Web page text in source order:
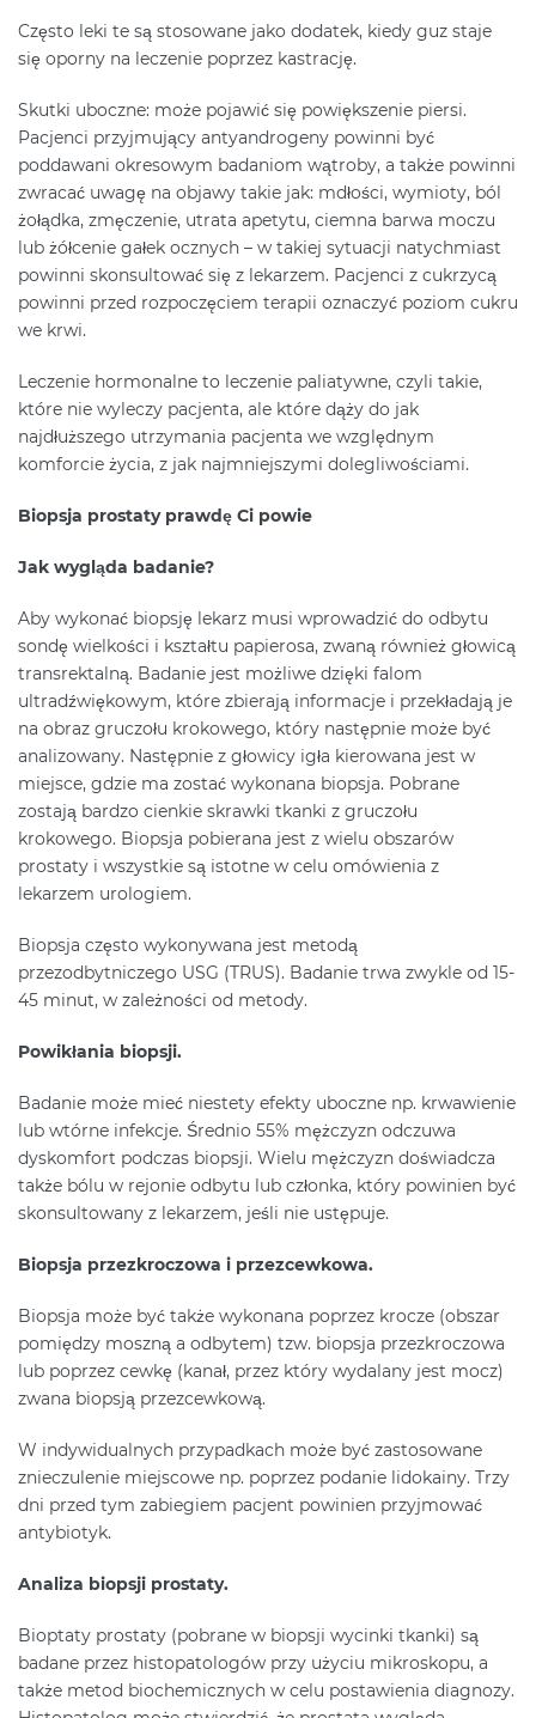
Często leki te są stosowane jako dodatek, kiedy guz staje
się oporny na leczenie poprzez kastrację.
Skutki uboczne: może pojawić się powiększenie piersi.
Pacjenci przyjmujący antyandrogeny powinni być
poddawani okresowym badaniom wątroby, a także powinni
zwracać uwagę na objawy takie jak: mdłości, wymioty, ból
żołądka, zmęczenie, utrata apetytu, ciemna barwa moczu
lub żółcenie gałek ocznych – w takiej sytuacji natychmiast
powinni skonsultować się z lekarzem. Pacjenci z cukrzycą
powinni przed rozpoczęciem terapii oznaczyć poziom cukru
we krwi.
Leczenie hormonalne to leczenie paliatywne, czyli takie,
które nie wyleczy pacjenta, ale które dąży do jak
najdłuższego utrzymania pacjenta we względnym
komforcie życia, z jak najmniejszymi dolegliwościami.
Biopsja prostaty prawdę Ci powie
Jak wygląda badanie?
Aby wykonać biopsję lekarz musi wprowadzić do odbytu
sondę wielkości i kształtu papierosa, zwaną również głowicą
transrektalną. Badanie jest możliwe dzięki falom
ultradźwiękowym, które zbierają informacje i przekładają je
na obraz gruczołu krokowego, który następnie może być
analizowany. Następnie z głowicy igła kierowana jest w
miejsce, gdzie ma zostać wykonana biopsja. Pobrane
zostają bardzo cienkie skrawki tkanki z gruczołu
krokowego. Biopsja pobierana jest z wielu obszarów
prostaty i wszystkie są istotne w celu omówienia z
lekarzem urologiem.
Biopsja często wykonywana jest metodą
przezodbytniczego USG (TRUS). Badanie trwa zwykle od 15-
45 minut, w zależności od metody.
Powikłania biopsji.
Badanie może mieć niestety efekty uboczne np. krwawienie
lub wtórne infekcje. Średnio 55% mężczyzn odczuwa
dyskomfort podczas biopsji. Wielu mężczyzn doświadcza
także bólu w rejonie odbytu lub członka, który powinien być
skonsultowany z lekarzem, jeśli nie ustępuje.
Biopsja przezkroczowa i przezcewkowa.
Biopsja może być także wykonana poprzez krocze (obszar
pomiędzy moszną a odbytem) tzw. biopsja przezkroczowa
lub poprzez cewkę (kanał, przez który wydalany jest mocz)
zwana biopsją przezcewkową.
W indywidualnych przypadkach może być zastosowane
znieczulenie miejscowe np. poprzez podanie lidokainy. Trzy
dni przed tym zabiegiem pacjent powinien przyjmować
antybiotyk.
Analiza biopsji prostaty.
Bioptaty prostaty (pobrane w biopsji wycinki tkanki) są
badane przez histopatologów przy użyciu mikroskopu, a
także metod biochemicznych w celu postawienia diagnozy.